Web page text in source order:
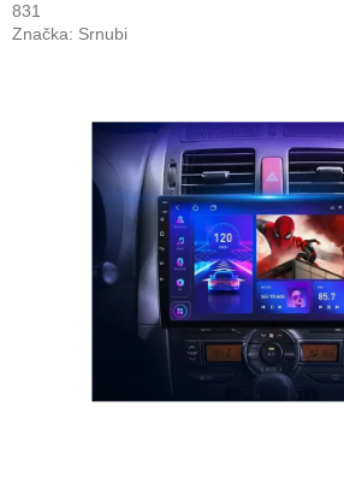
831
Značka: Srnubi